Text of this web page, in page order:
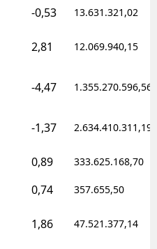
-0,53 13.631.321,02
2,81 12.069.940,15
-4,47 1.355.270.596,56
-1,37 2.634.410.311,19
0,89 333.625.168,70
0,74 357.655,50
1,86 47.521.377,14